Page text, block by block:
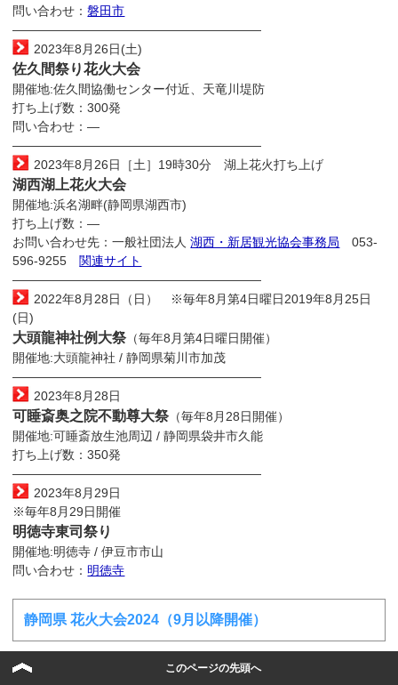
問い合わせ：磐田市
————————————————————
2023年8月26日(土)
佐久間祭り花火大会
開催地:佐久間協働センター付近、天竜川堤防
打ち上げ数：300発
問い合わせ：―
————————————————————
2023年8月26日［土］19時30分 湖上花火打ち上げ
湖西湖上花火大会
開催地:浜名湖畔(静岡県湖西市)
打ち上げ数：―
お問い合わせ先：一般社団法人湖西・新居観光協会事務局 053-
596-9255 関連サイト
————————————————————
2022年8月28日（日） ※毎年8月第4日曜日2019年8月25日
(日)
大頭龍神社例大祭 （毎年8月第4日曜日開催）
開催地:大頭龍神社 / 静岡県菊川市加茂
————————————————————
2023年8月28日
可睡斎奥之院不動尊大祭 （毎年8月28日開催）
開催地:可睡斎放生池周辺 / 静岡県袋井市久能
打ち上げ数：350発
————————————————————
2023年8月29日
※毎年8月29日開催
明徳寺東司祭り
開催地:明徳寺 / 伊豆市市山
問い合わせ： 明徳寺
静岡県 花火大会2024（9月以降開催）
このページの先頭へ